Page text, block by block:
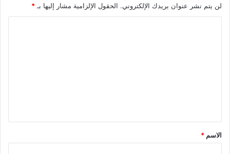
لن يتم نشر عنوان بريدك الإلكتروني. الحقول الإلزامية مشار إليها بـ *
*
الاسم *